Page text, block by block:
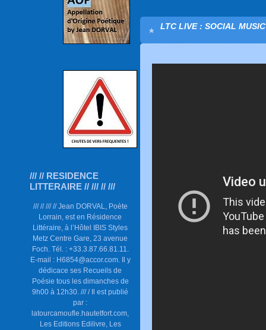
/// // RESIDENCE
LITTERAIRE // /// // ///
/// // /// // Jean DORVAL, Poète
Lorrain, est en Résidence
Littéraire, à l’Hôtel IBIS Styles
Metz Centre Gare, 23 avenue
Foch. Tél. : +33.3.87.66.81.11.
E-mail : H6854@accor.com. Il y
dédicace ses Recueils de
Poésie tous les dimanches de
9h00 à 12h30. /// / Il est publié
par :
latourcamoufle.hautetfort.com,
Les Editions Edilivre, Les
LTC LIVE : SOCIAL